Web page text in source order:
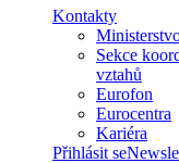
Kontakty
Sekce
vztahů
Eurofon
Eurocentra
Kariéra
Přihlásit se